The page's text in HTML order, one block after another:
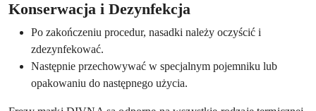
Konserwacja i Dezynfekcja
Po zakończeniu procedur, nasadki należy oczyścić i
zdezynfekować.
Następnie przechowywać w specjalnym pojemniku lub
opakowaniu do następnego użycia.